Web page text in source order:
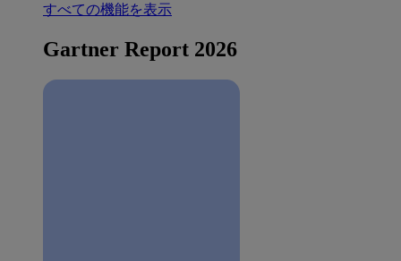
すべての機能を表示
Gartner Report 2026